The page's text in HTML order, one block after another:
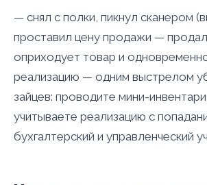
— снял с полки, пикнул сканером
проставил цену продажи —
оприходует товар и
реализацию — одним выстрелом
зайцев: проводите мини-
учитываете реализацию с
бухгалтерский и управленческий